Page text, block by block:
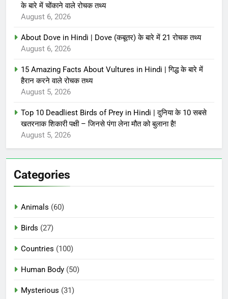
के बारे में चोंकाने वाले रोचक तथ्य
August 6, 2026
About Dove in Hindi | Dove (कबूतर) के बारे में 21 रोचक तथ्य
August 6, 2026
15 Amazing Facts About Vultures in Hindi | गिद्ध के बारे में
हैरान करने वाले रोचक तथ्य
August 5, 2026
Top 10 Deadliest Birds of Prey in Hindi | दुनिया के 10 सबसे
खतरनाक शिकारी पक्षी – जिनसे पंगा लेना मौत को बुलाना है!
August 5, 2026
Categories
Animals (60)
Birds (27)
Countries (100)
Human Body (50)
Mysterious (31)